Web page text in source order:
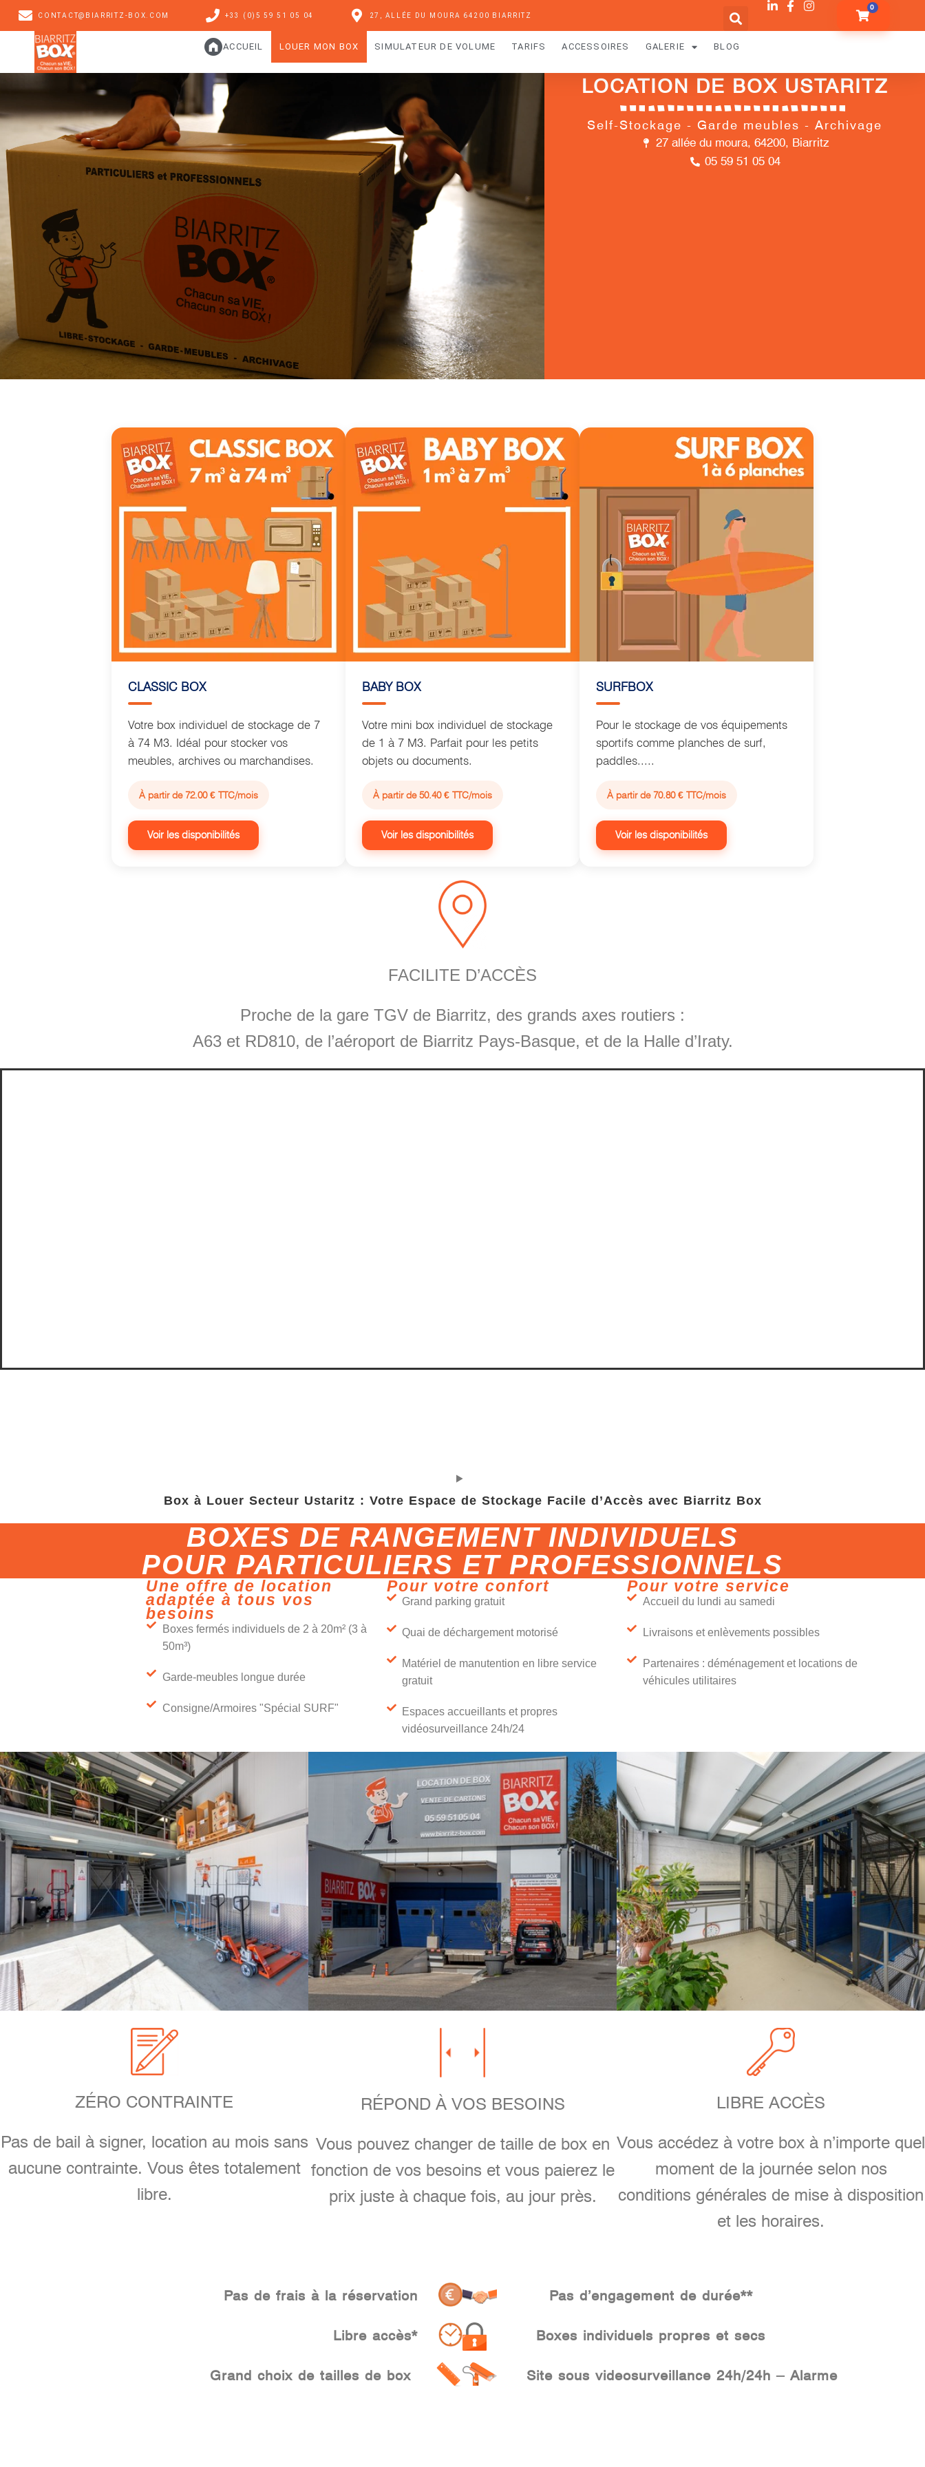
CONTACT@BIARRITZ-BOX.COM +33 (0)5 59 51 05 04 27, ALLÉE DU MOURA 64200 BIARRITZ
0
ACCUEIL LOUER MON BOX SIMULATEUR DE VOLUME TARIFS ACCESSOIRES GALERIE BLOG
LOCATION DE BOX USTARITZ
Self-Stockage - Garde meubles - Archivage
27 allée du moura, 64200, Biarritz
05 59 51 05 04​
CLASSIC BOX
Votre box individuel de stockage de 7
à 74 M3. Idéal pour stocker vos
meubles, archives ou marchandises.
À partir de 72.00 € TTC/mois
Voir les disponibilités
BABY BOX
Votre mini box individuel de stockage
de 1 à 7 M3. Parfait pour les petits
objets ou documents.
À partir de 50.40 € TTC/mois
Voir les disponibilités
SURFBOX
Pour le stockage de vos équipements
sportifs comme planches de surf,
paddles.....
À partir de 70.80 € TTC/mois
Voir les disponibilités
FACILITE D’ACCÈS
Proche de la gare TGV de Biarritz, des grands axes routiers :
A63 et RD810, de l’aéroport de Biarritz Pays-Basque, et de la Halle d’Iraty.
Box à Louer Secteur Ustaritz : Votre Espace de Stockage Facile d’Accès avec Biarritz Box
BOXES DE RANGEMENT INDIVIDUELS
POUR PARTICULIERS ET PROFESSIONNELS
Une offre de location
adaptée à tous vos
besoins
Boxes fermés individuels de 2 à 20m² (3 à
50m³)
Garde-meubles longue durée
Consigne/Armoires "Spécial SURF"
Pour votre confort
Grand parking gratuit
Quai de déchargement motorisé
Matériel de manutention en libre service
gratuit
Espaces accueillants et propres
vidéosurveillance 24h/24
Pour votre service
Accueil du lundi au samedi
Livraisons et enlèvements possibles
Partenaires : déménagement et locations de
véhicules utilitaires
ZÉRO CONTRAINTE
Pas de bail à signer, location au mois sans
aucune contrainte. Vous êtes totalement
libre.
RÉPOND À VOS BESOINS
Vous pouvez changer de taille de box en
fonction de vos besoins et vous paierez le
prix juste à chaque fois, au jour près.
LIBRE ACCÈS
Vous accédez à votre box à n’importe quel
moment de la journée selon nos
conditions générales de mise à disposition
et les horaires.
Pas de frais à la réservation
Libre accès*
Grand choix de tailles de box
Pas d’engagement de durée**
Boxes individuels propres et secs
Site sous videosurveillance 24h/24h – Alarme